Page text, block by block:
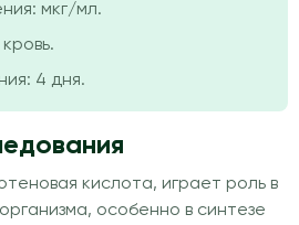
мкг/мл.
4 дня.
кислота, играет роль в
особенно в синтезе